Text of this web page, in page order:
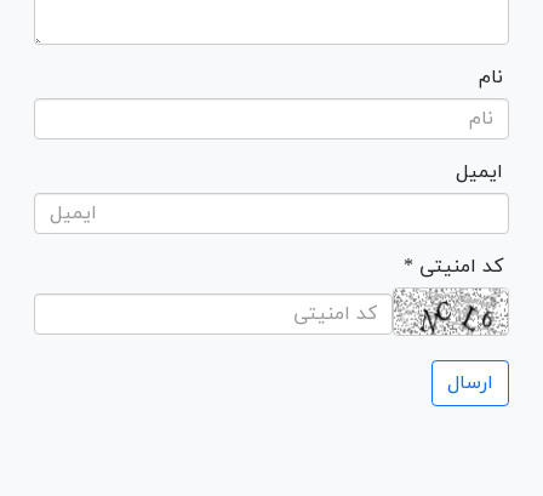
نام
ایمیل
* کد امنیتی